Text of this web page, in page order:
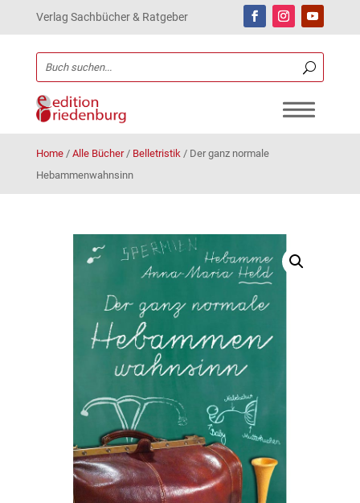
Verlag Sachbücher & Ratgeber
Home/ Alle Bücher/ Belletristik / Der ganz normale
Hebammenwahnsinn